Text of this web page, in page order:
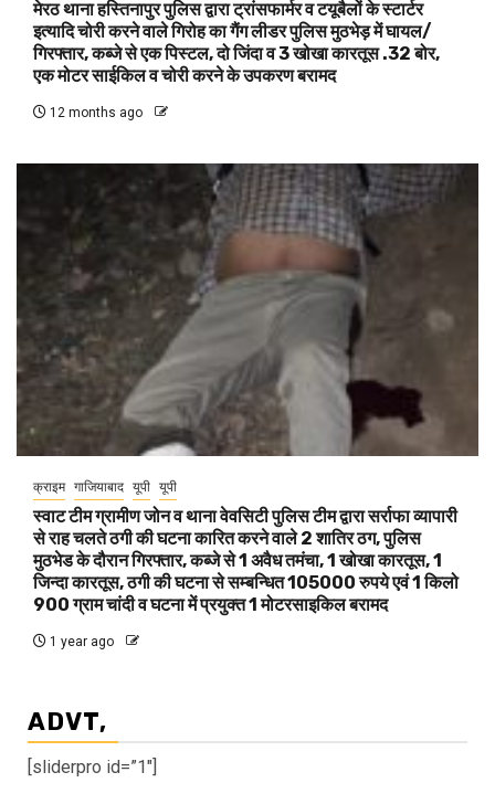
मेरठ थाना हस्तिनापुर पुलिस द्वारा ट्रांसफार्मर व टयूबैलों के स्टार्टर
इत्यादि चोरी करने वाले गिरोह का गैंग लीडर पुलिस मुठभेड़ में घायल/
गिरफ्तार, कब्जे से एक पिस्टल, दो जिंदा व 3 खोखा कारतूस .32 बोर,
एक मोटर साईकिल व चोरी करने के उपकरण बरामद
12 months ago
क्राइम गाजियाबाद यूपी यूपी
स्वाट टीम ग्रामीण जोन व थाना वेवसिटी पुलिस टीम द्वारा सर्राफा व्यापारी
से राह चलते ठगी की घटना कारित करने वाले 2 शातिर ठग, पुलिस
मुठभेड के दौरान गिरफ्तार, कब्जे से 1 अवैध तमंचा, 1 खोखा कारतूस, 1
जिन्दा कारतूस, ठगी की घटना से सम्बन्धित 105000 रुपये एवं 1 किलो
900 ग्राम चांदी व घटना में प्रयुक्त 1 मोटरसाइकिल बरामद
1 year ago
ADVT,
[sliderpro id=”1″]